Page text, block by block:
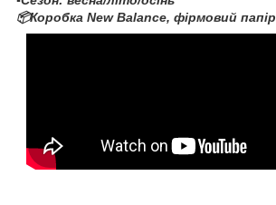
📦Коробка New Balance, фірмовий папір